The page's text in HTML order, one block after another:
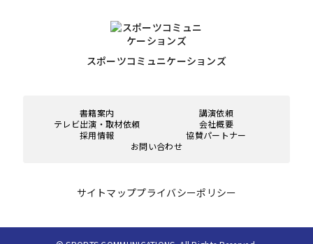
スポーツコミュニケーションズ
書籍案内
講演依頼
テレビ出演・取材依頼
会社概要
採用情報
協賛パートナー
お問い合わせ
サイトマッププライバシーポリシー